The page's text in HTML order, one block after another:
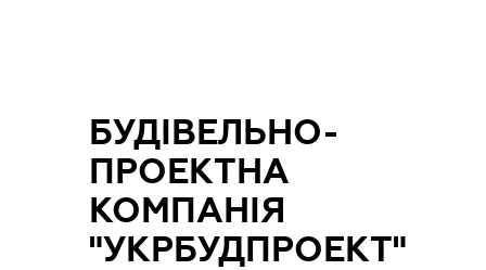
БУДІВЕЛЬНО-
ПРОЕКТНА
КОМПАНІЯ
"УКРБУДПРОЕКТ"